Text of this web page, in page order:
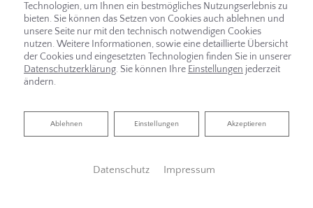
BARRIEREFREIES BAD VON EILK
Ihre Anforderungen stehen im Mittelpunkt
Technologien, um Ihnen ein bestmögliches Nutzungserlebnis zu
bieten. Sie können das Setzen von Cookies auch ablehnen und
unsere Seite nur mit den technisch notwendigen Cookies
nutzen. Weitere Informationen, sowie eine detaillierte Übersicht
der Cookies und eingesetzten Technologien finden Sie in unserer
Datenschutzerklärung. Sie können Ihre Einstellungen jederzeit
ändern.
Akzeptieren
Einstellungen
Ablehnen
Ablehnen
Datenschutz Impressum